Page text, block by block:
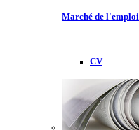
Marché de l'emploi
CV